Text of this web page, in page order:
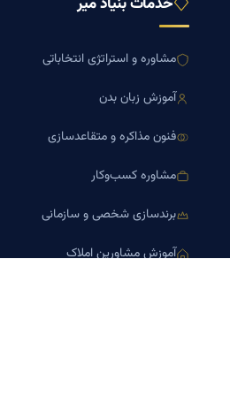
مشاوره و استراتژی انتخاباتی
آموزش زبان بدن
فنون مذاکره و متقاعدسازی
مشاوره کسب‌وکار
برندسازی شخصی و سازمانی
آموزش مشاورین املاک